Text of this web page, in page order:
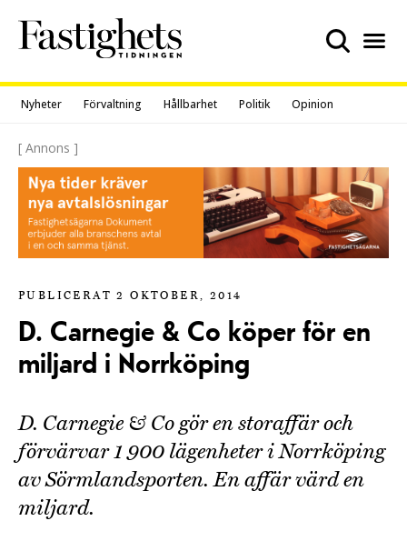
content
Nyheter Förvaltning Hållbarhet Politik Opinion
[ Annons ]
PUBLICERAT 2 OKTOBER, 2014
D. Carnegie & Co köper för en
miljard i Norrköping
D. Carnegie & Co gör en storaffär och
förvärvar 1 900 lägenheter i Norrköping
av Sörmlandsporten. En affär värd en
miljard.